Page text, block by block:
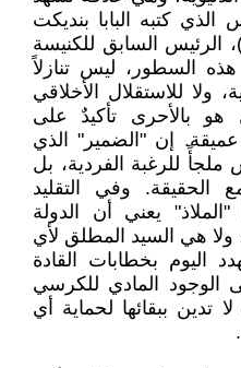
الذي كتبه البابا بنديكت
عشر (1927-2022)()، الرئيس السابق للكنيسة
هذه السطور، ليس تنازلاً
ولا للاستقلال الأخلاقي
بالأحرى تأكيدٌ على
عميقة. إن "الضمير" الذي
ملجأً للرغبة الفردية، بل
وفي التقليد
يعني أن الدولة
ولا هي السيد المطلق لأي
اليوم بخطابات القادة
الوجود المادي للكرسي
تدين ببقائها لحماية أي